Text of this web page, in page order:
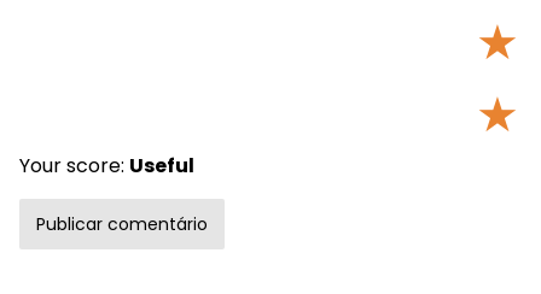
★
★
Your score: Useful